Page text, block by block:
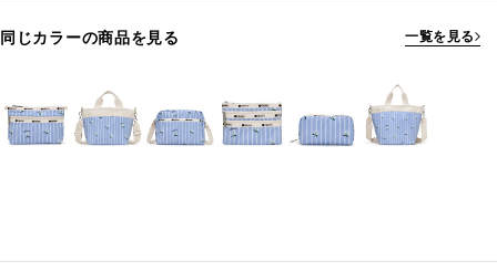
同じカラーの商品を見る 一覧を見る